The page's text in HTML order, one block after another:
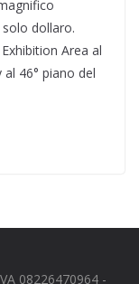
dollaro.
Area al
46° piano del
08226470964 -